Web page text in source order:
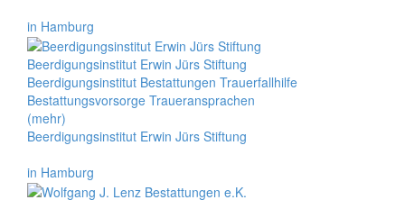
in Hamburg
Beerdigungsinstitut Erwin Jürs Stiftung
Beerdigungsinstitut Bestattungen Trauerfallhilfe
Bestattungsvorsorge Traueransprachen
(mehr)
Beerdigungsinstitut Erwin Jürs Stiftung
in Hamburg